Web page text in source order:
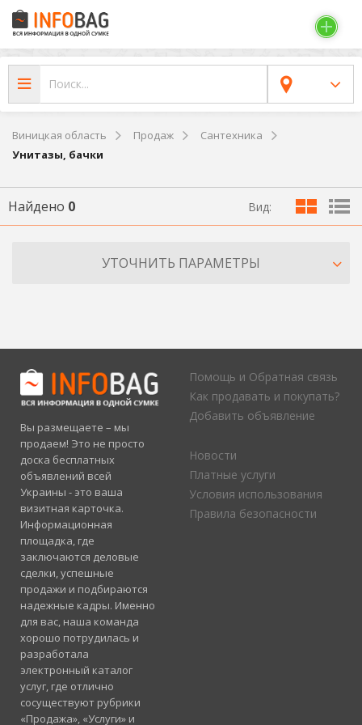
Виницкая область Продаж
Сантехника
Унитазы, бачки
Найдено 0 Вид:
УТОЧНИТЬ ПАРАМЕТРЫ
Вы размещаете – мы
продаем! Это не просто
доска бесплатных
объявлений всей
Украины - это ваша
визитная карточка.
Информационная
площадка, где
заключаются деловые
сделки, успешные
продажи и подбираются
надежные кадры. Именно
для вас, наша команда
хорошо потрудилась и
разработала
электронный каталог
услуг, где отлично
сосуществуют рубрики
«Продажа», «Услуги» и
Помощь и Обратная связь
Как продавать и покупать?
Добавить объявление
Новости
Платные услуги
Условия использования
Правила безопасности